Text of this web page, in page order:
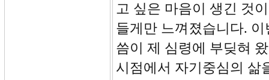
고 싶은 마음이 생긴 것
들게만 느껴졌습니다.
씀이 제 심령에 부딪혀
시점에서 자기중심의 삶